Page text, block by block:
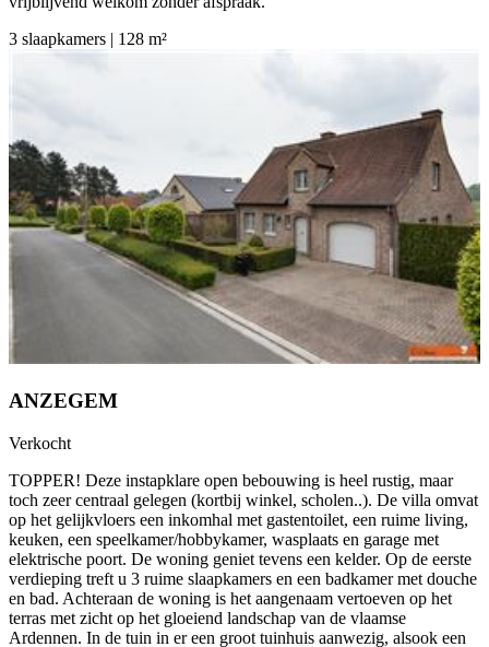
3 slaapkamers | 128 m²
ANZEGEM
Verkocht
TOPPER! Deze instapklare open bebouwing is heel rustig, maar
toch zeer centraal gelegen (kortbij winkel, scholen..). De villa omvat
op het gelijkvloers een inkomhal met gastentoilet, een ruime living,
keuken, een speelkamer/hobbykamer, wasplaats en garage met
elektrische poort. De woning geniet tevens een kelder. Op de eerste
verdieping treft u 3 ruime slaapkamers en een badkamer met douche
en bad. Achteraan de woning is het aangenaam vertoeven op het
terras met zicht op het gloeiend landschap van de vlaamse
Ardennen. In de tuin in er een groot tuinhuis aanwezig, alsook een